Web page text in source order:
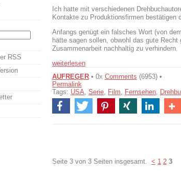
Ich hatte mit verschiedenen
Kontakte zu Produktionsfirmen bestätigen
Anfangs genügt ein falsches Wort (von
hätte sagen sollen, obwohl das gute
Zusammenarbeit nachhaltig zu verhindern.
weiterlesen
AUFREGER • 0x Comments (6953) •
Permalink
Tags: USA Serie Film Fernsehen
Seite 3 von 3 Seiten insgesamt. < 1 2 3
RSS